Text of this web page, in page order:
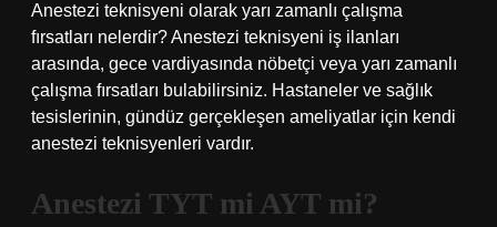
Anestezi teknisyeni olarak yarı zamanlı çalışma
fırsatları nelerdir? Anestezi teknisyeni iş ilanları
arasında, gece vardiyasında nöbetçi veya yarı zamanlı
çalışma fırsatları bulabilirsiniz. Hastaneler ve sağlık
tesislerinin, gündüz gerçekleşen ameliyatlar için kendi
anestezi teknisyenleri vardır.
Anestezi TYT mi AYT mi?